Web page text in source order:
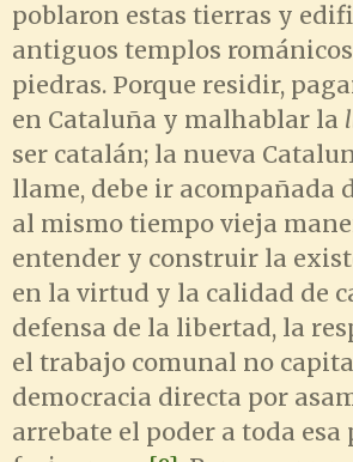
poblaron estas tierras y
antiguos templos
piedras. Porque residir,
en Cataluña y malhablar la
ser catalán; la nueva
llame, debe ir acompañada
al mismo tiempo vieja
entender y construir la
en la virtud y la calidad de
defensa de la libertad, la
el trabajo comunal no
democracia directa por
arrebate el poder a toda